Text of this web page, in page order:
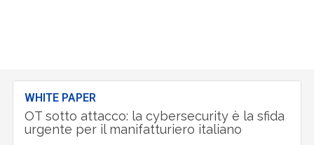
WHITE PAPER
OT sotto attacco: la cybersecurity è la sfida
urgente per il manifatturiero italiano